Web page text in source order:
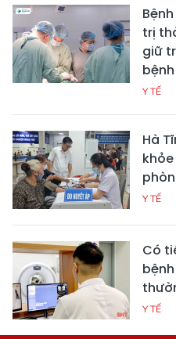
trị
giữ
bệnh
Y TẾ
Hà
Y TẾ
Có
Y TẾ